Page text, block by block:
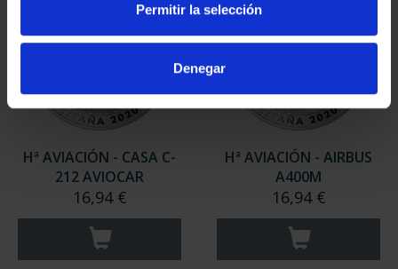
Permitir la selección
Denegar
Hª AVIACIÓN - CASA C-
212 AVIOCAR
16,94 €
Hª AVIACIÓN - AIRBUS
A400M
16,94 €